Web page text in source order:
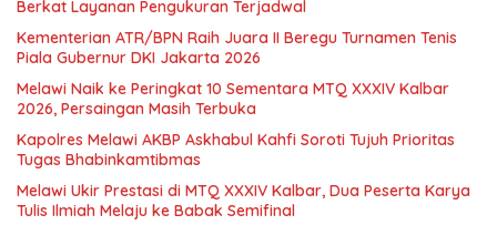
Berkat Layanan Pengukuran Terjadwal
Kementerian ATR/BPN Raih Juara II Beregu Turnamen Tenis
Piala Gubernur DKI Jakarta 2026
Melawi Naik ke Peringkat 10 Sementara MTQ XXXIV Kalbar
2026, Persaingan Masih Terbuka
Kapolres Melawi AKBP Askhabul Kahfi Soroti Tujuh Prioritas
Tugas Bhabinkamtibmas
Melawi Ukir Prestasi di MTQ XXXIV Kalbar, Dua Peserta Karya
Tulis Ilmiah Melaju ke Babak Semifinal